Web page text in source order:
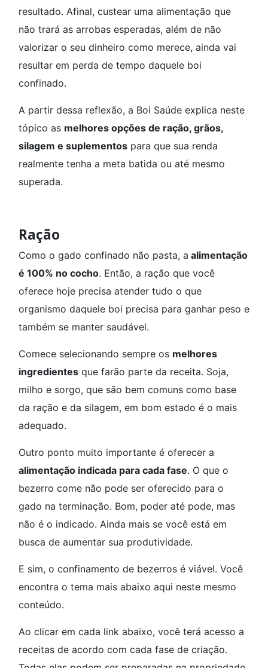
resultado. Afinal, custear uma alimentação que
não trará as arrobas esperadas, além de não
valorizar o seu dinheiro como merece, ainda vai
resultar em perda de tempo daquele boi
confinado.
A partir dessa reflexão, a Boi Saúde explica neste
tópico as melhores opções de ração, grãos,
silagem e suplementos para que sua renda
realmente tenha a meta batida ou até mesmo
superada.
Ração
Como o gado confinado não pasta, a alimentação
é 100% no cocho. Então, a ração que você
oferece hoje precisa atender tudo o que
organismo daquele boi precisa para ganhar peso e
também se manter saudável.
Comece selecionando sempre os melhores
ingredientes que farão parte da receita. Soja,
milho e sorgo, que são bem comuns como base
da ração e da silagem, em bom estado é o mais
adequado.
Outro ponto muito importante é oferecer a
alimentação indicada para cada fase. O que o
bezerro come não pode ser oferecido para o
gado na terminação. Bom, poder até pode, mas
não é o indicado. Ainda mais se você está em
busca de aumentar sua produtividade.
E sim, o confinamento de bezerros é viável. Você
encontra o tema mais abaixo aqui neste mesmo
conteúdo.
Ao clicar em cada link abaixo, você terá acesso a
receitas de acordo com cada fase de criação.